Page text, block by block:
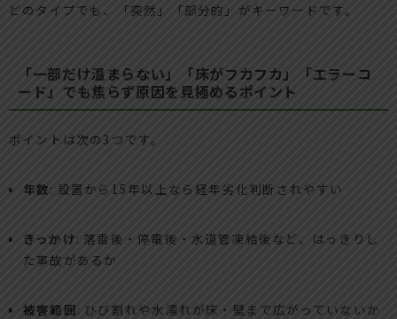
どのタイプでも、「突然」「部分的」がキーワードです。
「一部だけ温まらない」「床がフカフカ」「エラーコ
ード」でも焦らず原因を見極めるポイント
ポイントは次の3つです。
年数: 設置から15年以上なら経年劣化判断されやすい
きっかけ: 落雷後・停電後・水道管凍結後など、はっきりし
た事故があるか
被害範囲: ひび割れや水濡れが床・壁まで広がっていないか